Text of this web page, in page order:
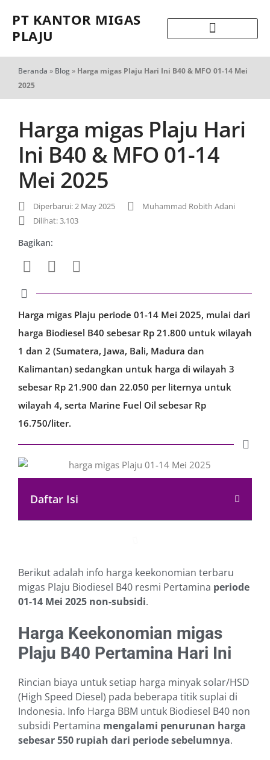
PT KANTOR MIGAS
PLAJU
Beranda » Blog» Harga migas Plaju Hari Ini B40 & MFO 01-14 Mei
2025
Harga migas Plaju Hari
Ini B40 & MFO 01-14
Mei 2025
Diperbarui: 2 May 2025
Muhammad Robith Adani
Dilihat: 3,103
Bagikan:
Harga migas Plaju periode 01-14 Mei 2025, mulai dari
harga Biodiesel B40 sebesar Rp 21.800 untuk wilayah
1 dan 2 (Sumatera, Jawa, Bali, Madura dan
Kalimantan) sedangkan untuk harga di wilayah 3
sebesar Rp 21.900 dan 22.050 per liternya untuk
wilayah 4, serta Marine Fuel Oil sebesar Rp
16.750/liter.
Daftar Isi
Berikut adalah info harga keekonomian terbaru
migas Plaju Biodiesel B40 resmi Pertamina periode
01-14 Mei 2025 non-subsidi.
Harga Keekonomian migas
Plaju B40 Pertamina Hari Ini
Rincian biaya untuk setiap harga minyak solar/HSD
(High Speed Diesel) pada beberapa titik suplai di
Indonesia. Info Harga BBM untuk Biodiesel B40 non
subsidi Pertamina mengalami penurunan harga
sebesar 550 rupiah dari periode sebelumnya.